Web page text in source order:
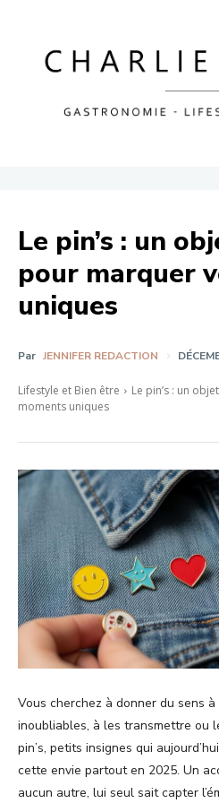
Le pin’s : un
pour marquer
uniques
Par JENNIFER REDACTION
Lifestyle et Bien être
Le pin’s : un
moments uniques
Vous cherchez à donner du sens
inoubliables, à les transmettre ou
pin’s, petits insignes qui
cette envie partout en 2025. Un
aucun autre, lui seul sait capter